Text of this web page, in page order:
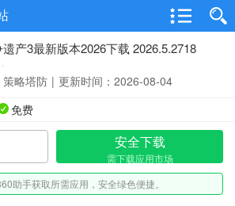
产3最新版本2026下载 2026.5.2718
策略塔防 | 更新时间：2026-08-04
免费
安全下载
需下载应用市场
助手获取所需应用，安全绿色便捷。